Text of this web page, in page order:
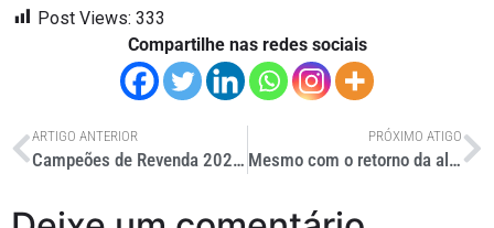
Post Views: 333
Compartilhe nas redes sociais
ARTIGO ANTERIOR
Campeões de Revenda 2023 – Caminhões
PRÓXIMO ATIGO
Mesmo com o retorno da alíquota, importação de pneus cresce 40%